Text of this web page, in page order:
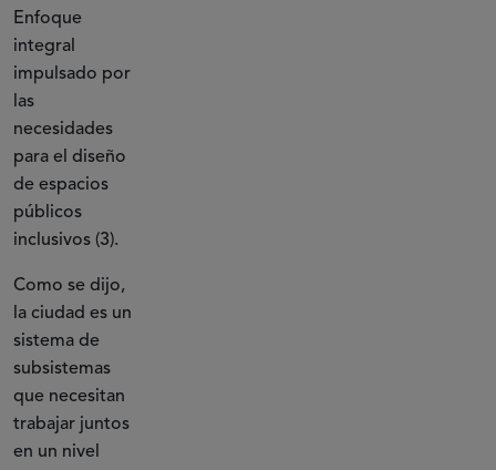
Enfoque
integral
impulsado por
las
necesidades
para el diseño
de espacios
públicos
inclusivos (3).
Como se dijo,
la ciudad es un
sistema de
subsistemas
que necesitan
trabajar juntos
en un nivel